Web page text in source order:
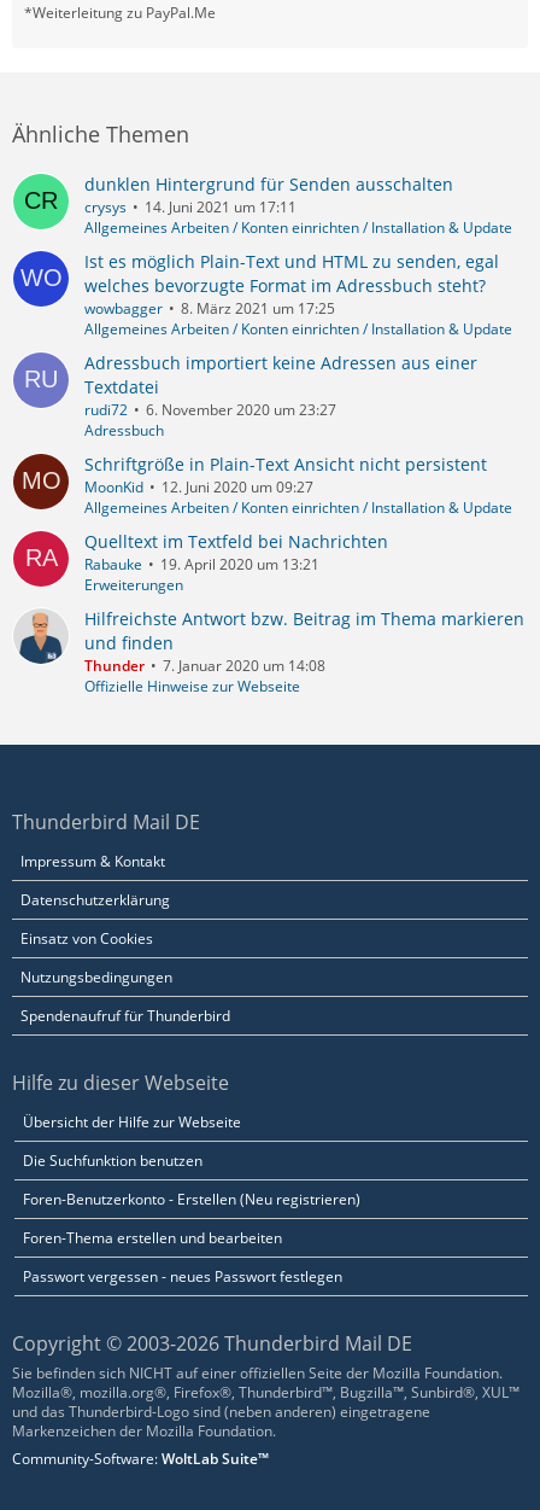
*Weiterleitung zu PayPal.Me
Ähnliche Themen
dunklen Hintergrund für Senden ausschalten
crysys
14. Juni 2021 um 17:11
Allgemeines Arbeiten / Konten einrichten / Installation & Update
Ist es möglich Plain-Text und HTML zu senden, egal
welches bevorzugte Format im Adressbuch steht?
wowbagger
8. März 2021 um 17:25
Allgemeines Arbeiten / Konten einrichten / Installation & Update
Adressbuch importiert keine Adressen aus einer
Textdatei
rudi72
6. November 2020 um 23:27
Adressbuch
Schriftgröße in Plain-Text Ansicht nicht persistent
MoonKid
12. Juni 2020 um 09:27
Allgemeines Arbeiten / Konten einrichten / Installation & Update
Quelltext im Textfeld bei Nachrichten
Rabauke
19. April 2020 um 13:21
Erweiterungen
Hilfreichste Antwort bzw. Beitrag im Thema markieren
und finden
Thunder
7. Januar 2020 um 14:08
Offizielle Hinweise zur Webseite
Thunderbird Mail DE
Impressum & Kontakt
Datenschutzerklärung
Einsatz von Cookies
Nutzungsbedingungen
Spendenaufruf für Thunderbird
Hilfe zu dieser Webseite
Übersicht der Hilfe zur Webseite
Die Suchfunktion benutzen
Foren-Benutzerkonto - Erstellen (Neu registrieren)
Foren-Thema erstellen und bearbeiten
Passwort vergessen - neues Passwort festlegen
Copyright © 2003-2026 Thunderbird Mail DE
Sie befinden sich NICHT auf einer offiziellen Seite der Mozilla Foundation.
Mozilla®, mozilla.org®, Firefox®, Thunderbird™, Bugzilla™, Sunbird®, XUL™
und das Thunderbird-Logo sind (neben anderen) eingetragene
Markenzeichen der Mozilla Foundation.
Community-Software:WoltLab Suite™